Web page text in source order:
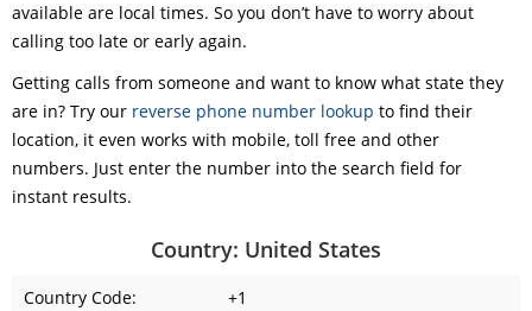
available are local times. So you don’t have to worry about
calling too late or early again.
Getting calls from someone and want to know what state they
are in? Try our reverse phone number lookup to find their
location, it even works with mobile, toll free and other
numbers. Just enter the number into the search field for
instant results.
Country: United States
Country Code:
+1